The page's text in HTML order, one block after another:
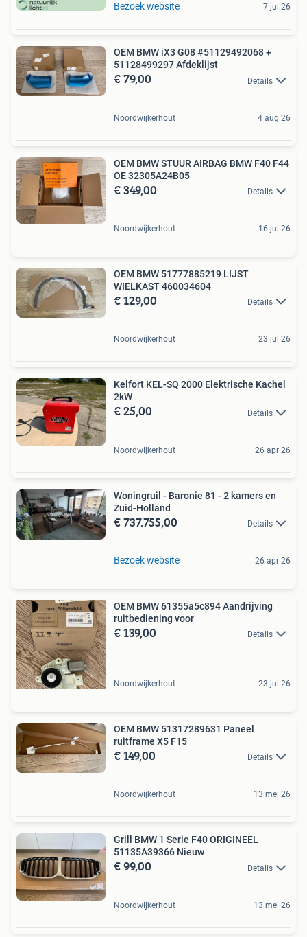
Bezoek website 7 jul 26
OEM BMW iX3 G08 #51129492068 +
51128499297 Afdeklijst
€ 79,00 Details
Noordwijkerhout 4 aug 26
OEM BMW STUUR AIRBAG BMW F40 F44
OE 32305A24B05
€ 349,00 Details
Noordwijkerhout 16 jul 26
OEM BMW 51777885219 LIJST
WIELKAST 460034604
€ 129,00 Details
Noordwijkerhout 23 jul 26
Kelfort KEL-SQ 2000 Elektrische Kachel
2kW
€ 25,00 Details
Noordwijkerhout 26 apr 26
Woningruil - Baronie 81 - 2 kamers en
Zuid-Holland
€ 737.755,00 Details
Bezoek website 26 apr 26
OEM BMW 61355a5c894 Aandrijving
ruitbediening voor
€ 139,00 Details
Noordwijkerhout 23 jul 26
OEM BMW 51317289631 Paneel
ruitframe X5 F15
€ 149,00 Details
Noordwijkerhout 13 mei 26
Grill BMW 1 Serie F40 ORIGINEEL
51135A39366 Nieuw
€ 99,00 Details
Noordwijkerhout 13 mei 26